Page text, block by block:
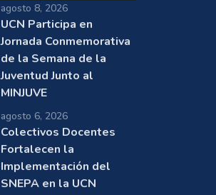
agosto 8, 2026
UCN Participa en
Jornada Conmemorativa
de la Semana de la
Juventud Junto al
MINJUVE
agosto 6, 2026
Colectivos Docentes
Fortalecen la
Implementación del
SNEPA en la UCN